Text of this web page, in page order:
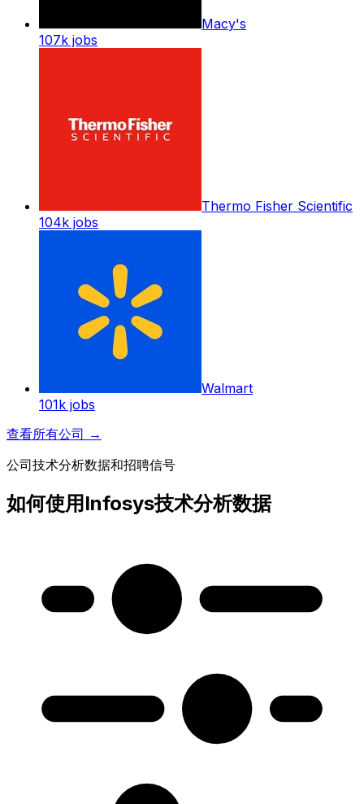
Macy's
107k jobs
Thermo Fisher Scientific
104k jobs
Walmart
101k jobs
查看所有公司 →
公司技术分析数据和招聘信号
如何使用Infosys技术分析数据